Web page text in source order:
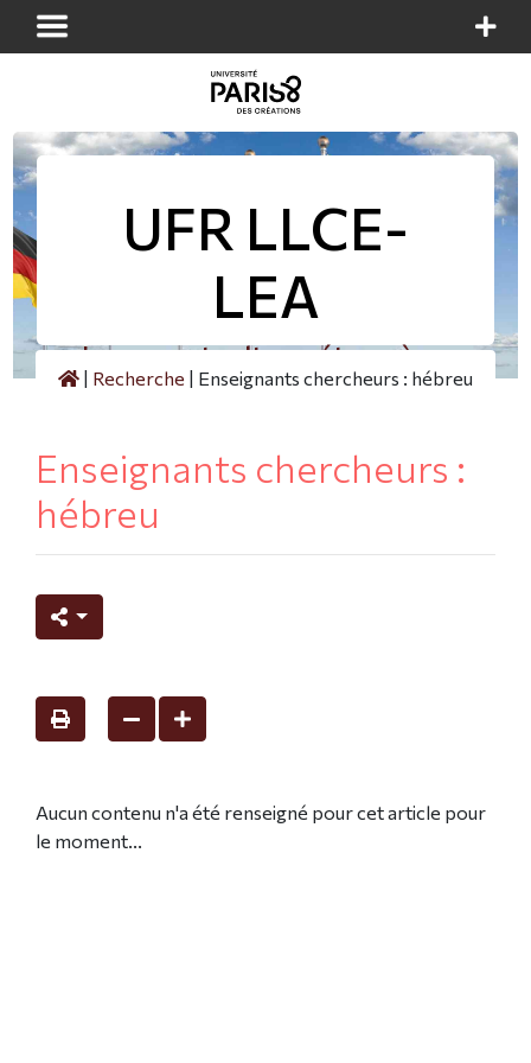
Panneau de gestion des cookies
UFR LLCE-
LEA
Langues et cultures étrangères
| Recherche | Enseignants chercheurs : hébreu
Enseignants chercheurs :
hébreu
Aucun contenu n'a été renseigné pour cet article pour
le moment...